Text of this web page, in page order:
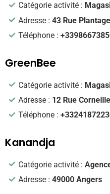
Catégorie activité :
Adresse :43 Rue
Téléphone :
GreenBee
Catégorie activité :
Adresse : 12 Rue
Téléphone :
Kanandja
Catégorie activité :
Adresse :49000 Angers